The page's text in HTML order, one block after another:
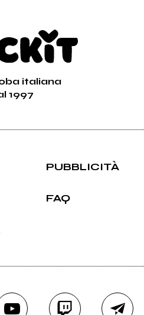
italiana
1997
PUBBLICITÀ
FAQ